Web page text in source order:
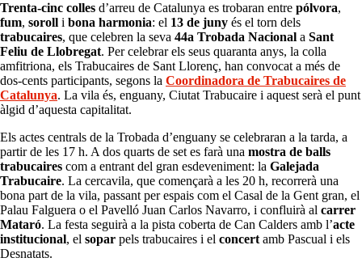
Trenta-cinc colles d’arreu de Catalunya es trobaran entre pólvora,
fum, soroll i bona harmonia: el 13 de juny és el torn dels
trabucaires, que celebren la seva 44a Trobada Nacional a Sant
Feliu de Llobregat. Per celebrar els seus quaranta anys, la colla
amfitriona, els Trabucaires de Sant Llorenç, han convocat a més de
dos-cents participants, segons la Coordinadora de Trabucaires de
Catalunya. La vila és, enguany, Ciutat Trabucaire i aquest serà el punt
àlgid d’aquesta capitalitat.
Els actes centrals de la Trobada d’enguany se celebraran a la tarda, a
partir de les 17 h. A dos quarts de set es farà una mostra de balls
trabucaires com a entrant del gran esdeveniment: la Galejada
Trabucaire. La cercavila, que començarà a les 20 h, recorrerà una
bona part de la vila, passant per espais com el Casal de la Gent gran, el
Palau Falguera o el Pavelló Juan Carlos Navarro, i confluirà al carrer
Mataró. La festa seguirà a la pista coberta de Can Calders amb l’acte
institucional, el sopar pels trabucaires i el concertamb Pascual i els
Desnatats.